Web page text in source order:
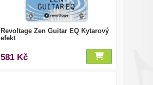
Revoltage Zen Guitar EQ Kytarový
efekt
581 Kč